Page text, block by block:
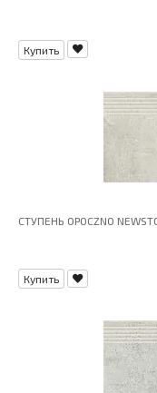
Купить
СТУПЕНЬ OPOCZNO
Купить